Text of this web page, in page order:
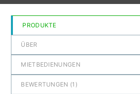
PRODUKTE
ÜBER
MIETBEDIENUNGEN
BEWERTUNGEN (1 )